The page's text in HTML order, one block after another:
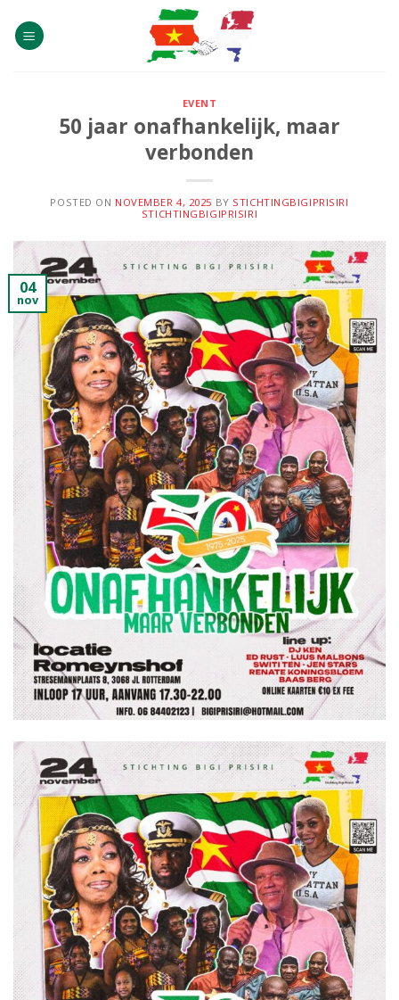
content
EVENT
50 jaar onafhankelijk, maar
verbonden
POSTED ON NOVEMBER 4, 2025 BY STICHTINGBIGIPRISIRI
STICHTINGBIGIPRISIRI
04
nov